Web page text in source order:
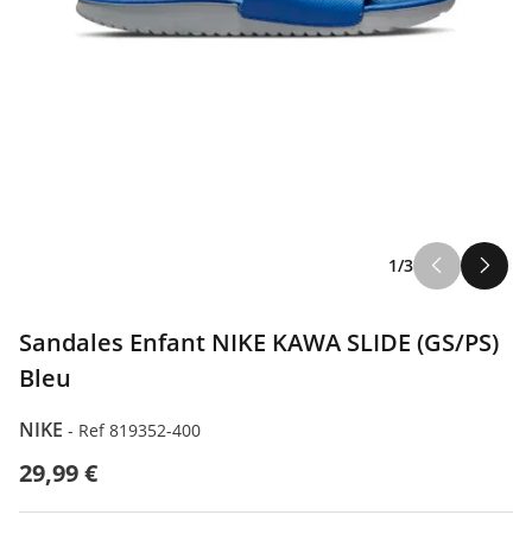
1/3
Sandales Enfant NIKE KAWA SLIDE (GS/PS)
Bleu
NIKE - Ref 819352-400
29,99 €